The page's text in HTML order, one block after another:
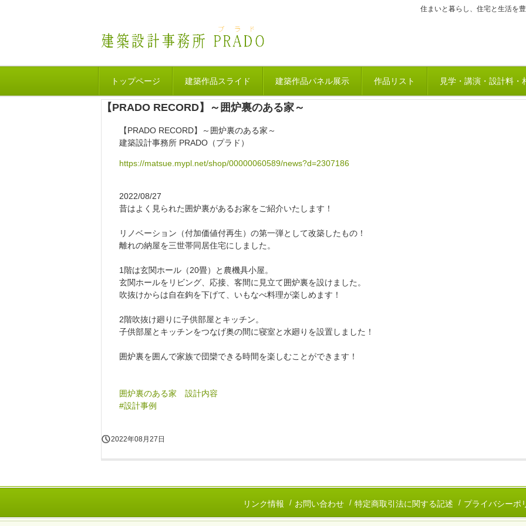
住まいと暮らし、住宅と生活を
トップページ 建築作品スライド 建築作品パネル展示 作品リスト 見学・講演・設計料・
【PRADO RECORD】～囲炉裏のある家～
【PRADO RECORD】～囲炉裏のある家～
建築設計事務所 PRADO（プラド）
https://matsue.mypl.net/shop/00000060589/news?d=2307186
2022/08/27
昔はよく見られた囲炉裏があるお家をご紹介いたします！
リノベーション（付加価値付再生）の第一弾として改築したもの！
離れの納屋を三世帯同居住宅にしました。
1階は玄関ホール（20畳）と農機具小屋。
玄関ホールをリビング、応接、客間に見立て囲炉裏を設けました。
吹抜けからは自在鉤を下げて、いもなべ料理が楽しめます！
2階吹抜け廻りに子供部屋とキッチン。
子供部屋とキッチンをつなげ奥の間に寝室と水廻りを設置しました！
囲炉裏を囲んで家族で団欒できる時間を楽しむことができます！
囲炉裏のある家 設計内容
#設計事例
2022年08月27日
リンク情報 お問い合わせ 特定商取引法に関する記述 プライバシーポ